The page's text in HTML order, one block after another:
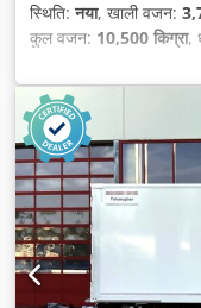
स्थिति:नया, खाली वजन:
कुल वजन: 10,500 किग्रा,
लोडिंग स्पेस वॉल्यूम:42 मी³,
व्हीलबेस:990 मिमी
245/70 R 17,5, रियर
अन्य, उत्सर्जन श्रेणी: कोई
संपीड़ित वायु ब्रेक,